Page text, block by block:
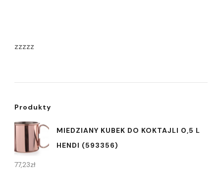
zzzzz
Produkty
MIEDZIANY KUBEK DO KOKTAJLI 0,5 L
HENDI (593356)
77,23zł